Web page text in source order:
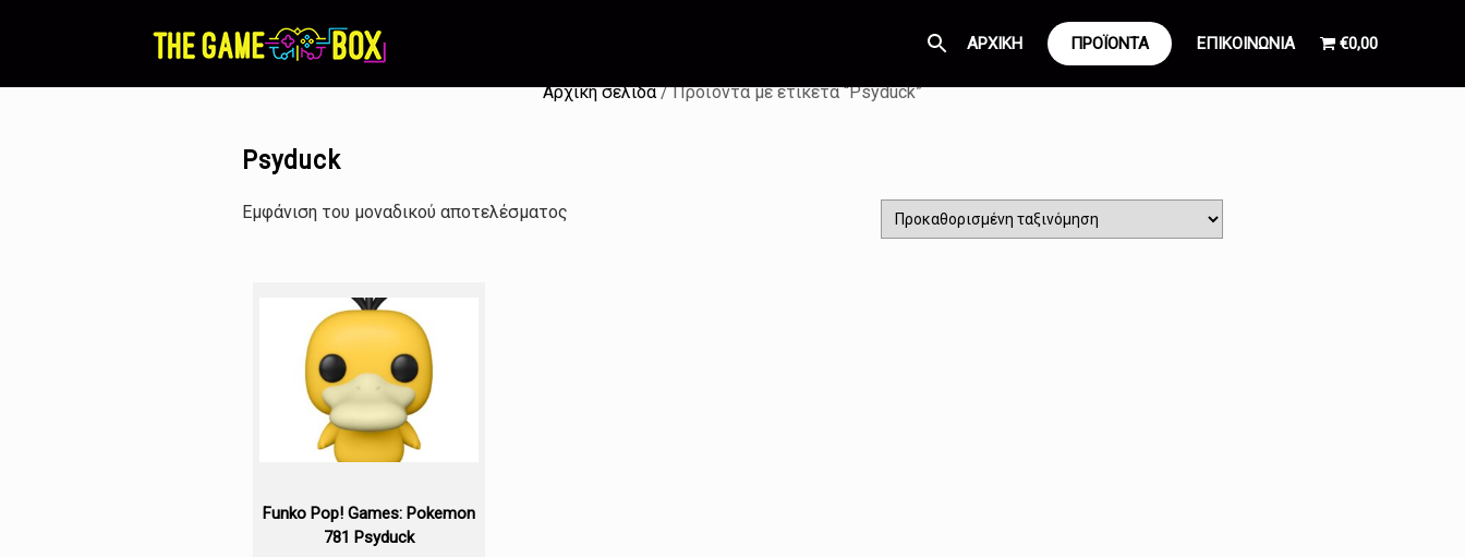
ΑΡΧΙΚΗ ΠΡΟΪΟΝΤΑ ΕΠΙΚΟΙΝΩΝΙΑ €0,00
Αρχική σελίδα/ Προϊόντα με ετικέτα “Psyduck”
Psyduck
Εμφάνιση του μοναδικού αποτελέσματος
Funko Pop! Games: Pokemon
781 Psyduck